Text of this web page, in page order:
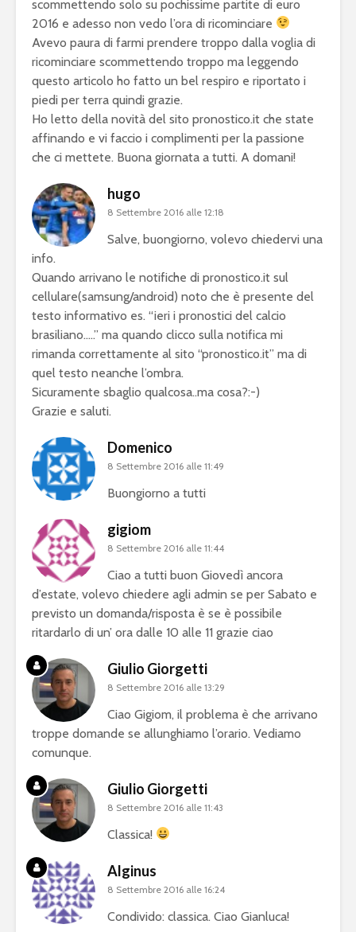
scommettendo solo su pochissime partite di euro
2016 e adesso non vedo l’ora di ricominciare
Avevo paura di farmi prendere troppo dalla voglia di
ricominciare scommettendo troppo ma leggendo
questo articolo ho fatto un bel respiro e riportato i
piedi per terra quindi grazie.
Ho letto della novità del sito pronostico.it che state
affinando e vi faccio i complimenti per la passione
che ci mettete. Buona giornata a tutti. A domani!
hugo
8 Settembre 2016 alle 12:18
Salve, buongiorno, volevo chiedervi una
info.
Quando arrivano le notifiche di pronostico.it sul
cellulare(samsung/android) noto che è presente del
testo informativo es. “ieri i pronostici del calcio
brasiliano…..” ma quando clicco sulla notifica mi
rimanda correttamente al sito “pronostico.it” ma di
quel testo neanche l’ombra.
Sicuramente sbaglio qualcosa..ma cosa?:-)
Grazie e saluti.
Domenico
8 Settembre 2016 alle 11:49
Buongiorno a tutti
gigiom
8 Settembre 2016 alle 11:44
Ciao a tutti buon Giovedì ancora
d’estate, volevo chiedere agli admin se per Sabato e
previsto un domanda/risposta è se è possibile
ritardarlo di un’ ora dalle 10 alle 11 grazie ciao
Giulio Giorgetti
8 Settembre 2016 alle 13:29
Ciao Gigiom, il problema è che arrivano
troppe domande se allunghiamo l’orario. Vediamo
comunque.
Giulio Giorgetti
8 Settembre 2016 alle 11:43
Classica!
Alginus
8 Settembre 2016 alle 16:24
Condivido: classica. Ciao Gianluca!